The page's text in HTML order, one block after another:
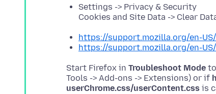
Settings -> Privacy & Security
Cookies and Site Data -> Clear
https://support.mozilla.org/en-
https://support.mozilla.org/en-
Start Firefox in Troubleshoot Mode
Tools -> Add-ons -> Extensions) or if
userChrome.css/userContent.css